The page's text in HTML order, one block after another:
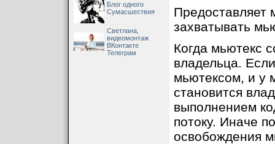
Блог одного
Сумасшествия
Светлана,
видеомонтаж
ВКонтакте
Телеграм
Предоставляет
захватывать
Когда мьютекс
владельца.
мьютексом, и у
становится
выполнением
потоку. Иначе
освобождения